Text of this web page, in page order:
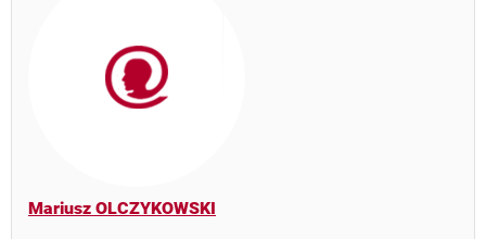
Mariusz OLCZYKOWSKI